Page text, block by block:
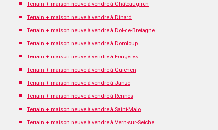
Terrain + maison neuve à vendre à Châteaugiron
Terrain + maison neuve à vendre à Dinard
Terrain + maison neuve à vendre à Dol-de-Bretagne
Terrain + maison neuve à vendre à Domloup
Terrain + maison neuve à vendre à Fougères
Terrain + maison neuve à vendre à Guichen
Terrain + maison neuve à vendre à Janzé
Terrain + maison neuve à vendre à Rennes
Terrain + maison neuve à vendre à Saint-Malo
Terrain + maison neuve à vendre à Vern-sur-Seiche